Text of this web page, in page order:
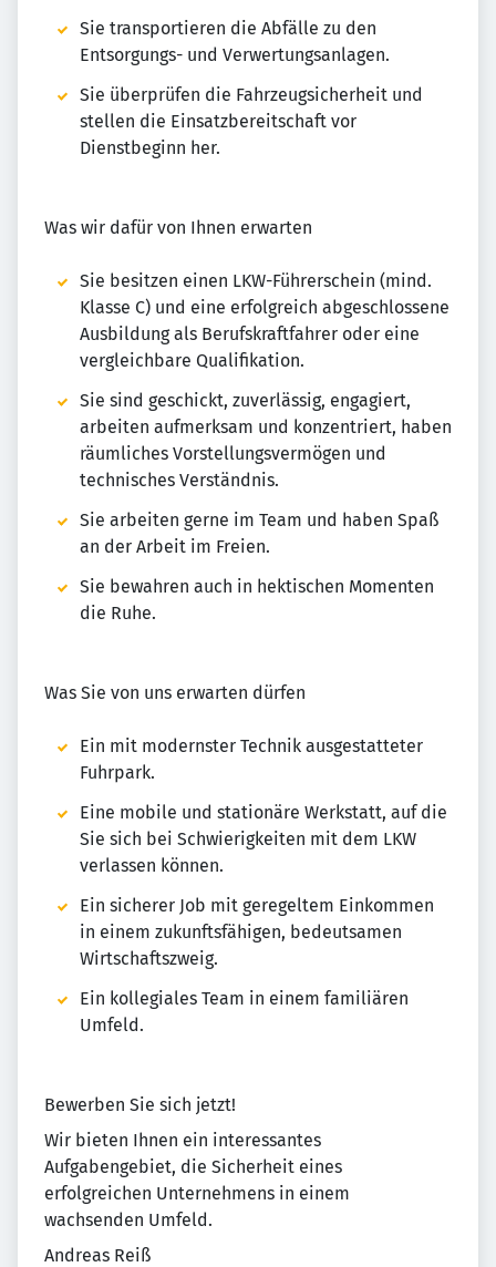
Sie transportieren die Abfälle zu den
Entsorgungs- und Verwertungsanlagen.
Sie überprüfen die Fahrzeugsicherheit und
stellen die Einsatzbereitschaft vor
Dienstbeginn her.
Was wir dafür von Ihnen erwarten
Sie besitzen einen LKW-Führerschein (mind.
Klasse C) und eine erfolgreich abgeschlossene
Ausbildung als Berufskraftfahrer oder eine
vergleichbare Qualifikation.
Sie sind geschickt, zuverlässig, engagiert,
arbeiten aufmerksam und konzentriert, haben
räumliches Vorstellungsvermögen und
technisches Verständnis.
Sie arbeiten gerne im Team und haben Spaß
an der Arbeit im Freien.
Sie bewahren auch in hektischen Momenten
die Ruhe.
Was Sie von uns erwarten dürfen
Ein mit modernster Technik ausgestatteter
Fuhrpark.
Eine mobile und stationäre Werkstatt, auf die
Sie sich bei Schwierigkeiten mit dem LKW
verlassen können.
Ein sicherer Job mit geregeltem Einkommen
in einem zukunftsfähigen, bedeutsamen
Wirtschaftszweig.
Ein kollegiales Team in einem familiären
Umfeld.
Bewerben Sie sich jetzt!
Wir bieten Ihnen ein interessantes
Aufgabengebiet, die Sicherheit eines
erfolgreichen Unternehmens in einem
wachsenden Umfeld.
Andreas Reiß